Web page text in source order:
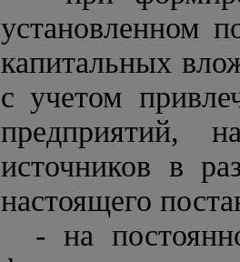
установленном
капитальных
с учетом
предприятий,
источников в
настоящего
- на